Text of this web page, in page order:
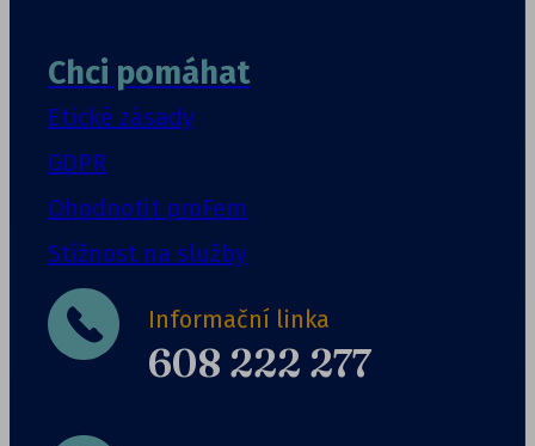
Chci pomáhat
Etické zásady
GDPR
Ohodnotit proFem
Stížnost na služby
Informační linka
608 222 277